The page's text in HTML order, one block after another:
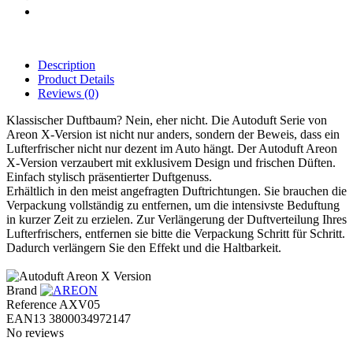
Description
Product Details
Reviews (0)
Klassischer Duftbaum? Nein, eher nicht. Die Autoduft Serie von
Areon X-Version ist nicht nur anders, sondern der Beweis, dass ein
Lufterfrischer nicht nur dezent im Auto hängt. Der Autoduft Areon
X-Version verzaubert mit exklusivem Design und frischen Düften.
Einfach stylisch präsentierter Duftgenuss.
Erhältlich in den meist angefragten Duftrichtungen. Sie brauchen die
Verpackung vollständig zu entfernen, um die intensivste Beduftung
in kurzer Zeit zu erzielen. Zur Verlängerung der Duftverteilung Ihres
Lufterfrischers, entfernen sie bitte die Verpackung Schritt für Schritt.
Dadurch verlängern Sie den Effekt und die Haltbarkeit.
Brand
ReferenceAXV05
EAN13 3800034972147
No reviews